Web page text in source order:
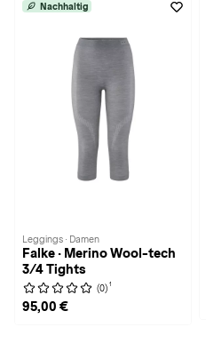
Nachhaltig
Leggings · Damen
Falke · Merino Wool-tech
3/4 Tights
(0) 1
95,00 €